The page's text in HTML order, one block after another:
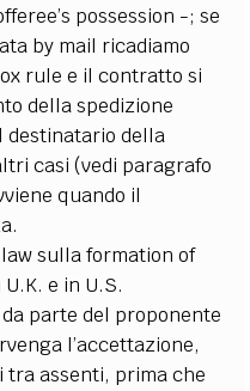
possession -; se
by mail ricadiamo
rule e il contratto si
della spedizione
destinatario della
casi (vedi paragrafo
quando il
sulla formation of
e in U.S.
parte del proponente
l’accettazione,
assenti, prima che